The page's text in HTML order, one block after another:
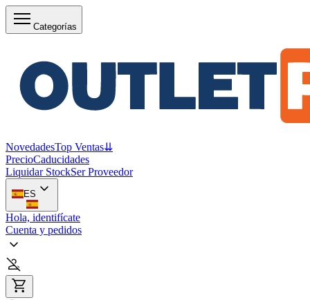
Categorías
NovedadesTop Ventas⇊
PrecioCaducidades
Liquidar StockSer Proveedor
ES
Hola, identifícate
Cuenta y pedidos